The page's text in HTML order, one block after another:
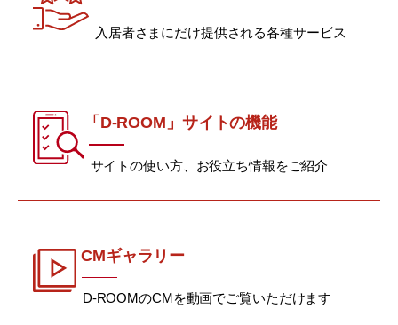
入居者さまにだけ提供される各種サービス
「D-ROOM」サイトの機能
サイトの使い方、お役立ち情報をご紹介
CMギャラリー
D-ROOMのCMを動画でご覧いただけます